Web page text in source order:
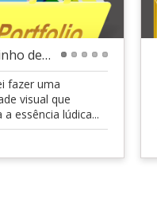
Pinguinho de Gente
fazer uma
visual que
a essência lúdica...